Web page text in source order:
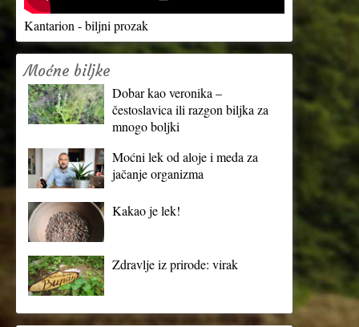
Kantarion - biljni prozak
Moćne biljke
Dobar kao veronika –
čestoslavica ili razgon biljka za
mnogo boljki
Moćni lek od aloje i meda za
jačanje organizma
Kakao je lek!
Zdravlje iz prirode: virak